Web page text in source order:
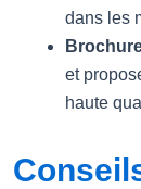
dans les
et
haute